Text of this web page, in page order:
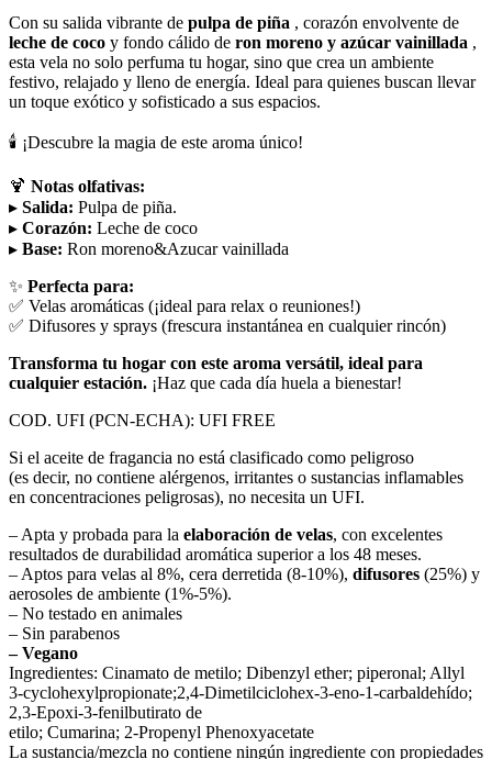
Con su salida vibrante de pulpa de piña , corazón envolvente de
leche de coco y fondo cálido de ron moreno y azúcar vainillada ,
esta vela no solo perfuma tu hogar, sino que crea un ambiente
festivo, relajado y lleno de energía. Ideal para quienes buscan llevar
un toque exótico y sofisticado a sus espacios.
🕯️ ¡Descubre la magia de este aroma único!
🍹 Notas olfativas:
▸ Salida: Pulpa de piña.
▸ Corazón: Leche de coco
▸ Base: Ron moreno&Azucar vainillada
✨ Perfecta para:
✅ Velas aromáticas (¡ideal para relax o reuniones!)
✅ Difusores y sprays (frescura instantánea en cualquier rincón)
Transforma tu hogar con este aroma versátil, ideal para
cualquier estación. ¡Haz que cada día huela a bienestar!
COD. UFI (PCN-ECHA): UFI FREE
Si el aceite de fragancia no está clasificado como peligroso
(es decir, no contiene alérgenos, irritantes o sustancias inflamables
en concentraciones peligrosas), no necesita un UFI.
– Apta y probada para la elaboración de velas, con excelentes
resultados de durabilidad aromática superior a los 48 meses.
– Aptos para velas al 8%, cera derretida (8-10%), difusores (25%) y
aerosoles de ambiente (1%-5%).
– No testado en animales
– Sin parabenos
– Vegano
Ingredientes: Cinamato de metilo; Dibenzyl ether; piperonal; Allyl
3-cyclohexylpropionate;2,4-Dimetilciclohex-3-eno-1-carbaldehído;
2,3-Epoxi-3-fenilbutirato de
etilo; Cumarina; 2-Propenyl Phenoxyacetate
La sustancia/mezcla no contiene ningún ingrediente con propiedades